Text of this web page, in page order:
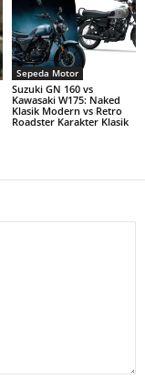
Sepeda Motor
Suzuki GN 160 vs
Kawasaki W175: Naked
Klasik Modern vs Retro
Roadster Karakter Klasik